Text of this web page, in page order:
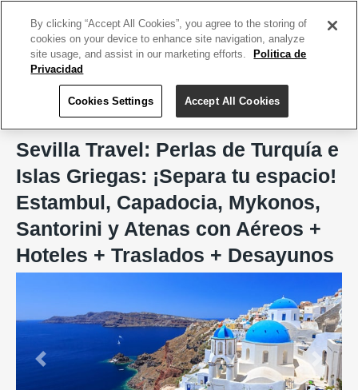
Sevilla Travel & Tours Inc. (Lic. 738)
Sevilla Travel: Perlas de Turquía e
Islas Griegas: ¡Separa tu espacio!
Estambul, Capadocia, Mykonos,
Santorini y Atenas con Aéreos +
Hoteles + Traslados + Desayunos
Previous Next
By clicking “Accept All Cookies”, you agree to the storing of
cookies on your device to enhance site navigation, analyze
site usage, and assist in our marketing efforts.
Politica de
Privacidad
Cookies Settings Accept All Cookies